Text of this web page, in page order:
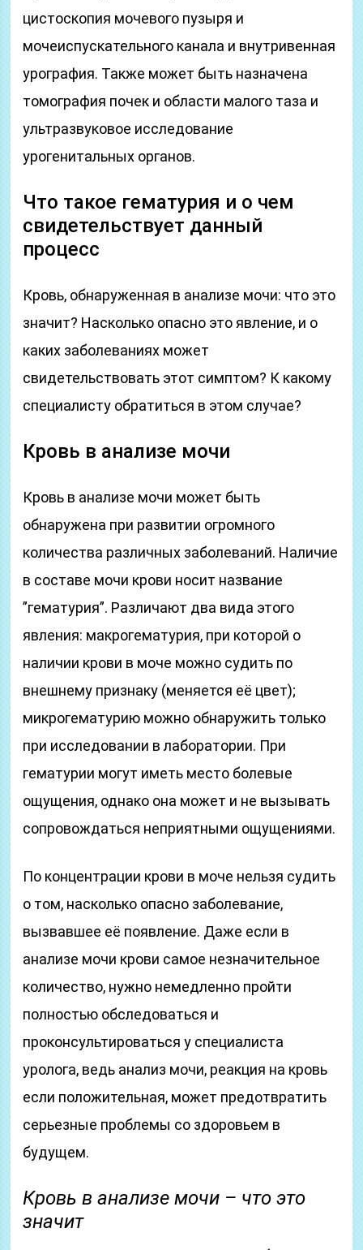
цистоскопия мочевого пузыря и
мочеиспускательного канала и внутривенная
урография. Также может быть назначена
томография почек и области малого таза и
ультразвуковое исследование
урогенитальных органов.
Что такое гематурия и о чем
свидетельствует данный
процесс
Кровь, обнаруженная в анализе мочи: что это
значит? Насколько опасно это явление, и о
каких заболеваниях может
свидетельствовать этот симптом? К какому
специалисту обратиться в этом случае?
Кровь в анализе мочи
Кровь в анализе мочи может быть
обнаружена при развитии огромного
количества различных заболеваний. Наличие
в составе мочи крови носит название
”гематурия”. Различают два вида этого
явления: макрогематурия, при которой о
наличии крови в моче можно судить по
внешнему признаку (меняется её цвет);
микрогематурию можно обнаружить только
при исследовании в лаборатории. При
гематурии могут иметь место болевые
ощущения, однако она может и не вызывать
сопровождаться неприятными ощущениями.
По концентрации крови в моче нельзя судить
о том, насколько опасно заболевание,
вызвавшее её появление. Даже если в
анализе мочи крови самое незначительное
количество, нужно немедленно пройти
полностью обследоваться и
проконсультироваться у специалиста
уролога, ведь анализ мочи, реакция на кровь
если положительная, может предотвратить
серьезные проблемы со здоровьем в
будущем.
Кровь в анализе мочи – что это
значит